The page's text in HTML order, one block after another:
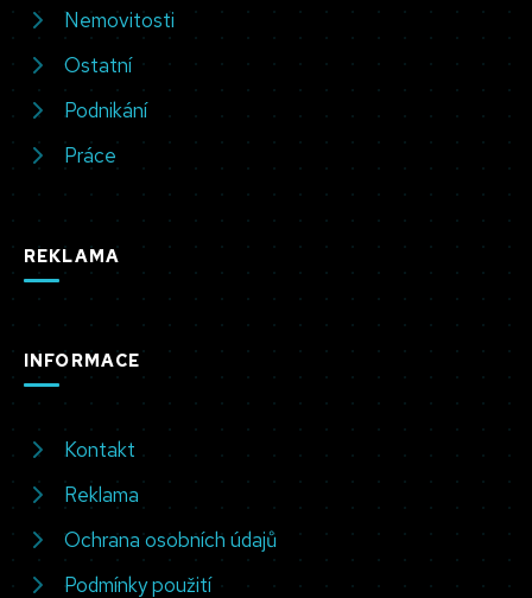
Nemovitosti
Ostatní
Podnikání
Práce
REKLAMA
INFORMACE
Kontakt
Reklama
Ochrana osobních údajů
Podmínky použití